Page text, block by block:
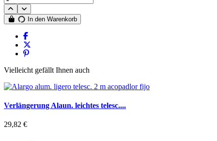
In den Warenkorb
Vielleicht gefällt Ihnen auch
Verlängerung Alaun. leichtes telesc....
29,82 €